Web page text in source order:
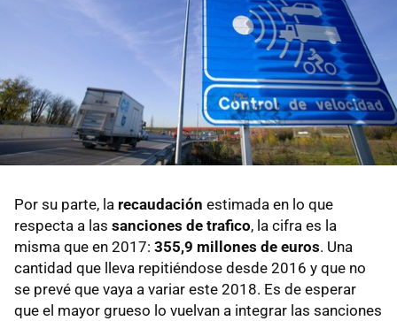
Por su parte, la recaudación estimada en lo que
respecta a las sanciones de trafico, la cifra es la
misma que en 2017: 355,9 millones de euros. Una
cantidad que lleva repitiéndose desde 2016 y que no
se prevé que vaya a variar este 2018. Es de esperar
que el mayor grueso lo vuelvan a integrar las sanciones